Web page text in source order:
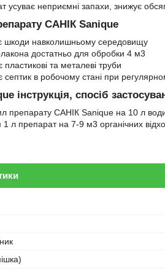
усуває неприємні запахи, знижує
САНІК Sanique
шкоди навколишньому середовищу
достатньо для обробки 4 м3
та металеві труби
септик в робочому стані при
інструкція, спосіб
препарату САНІК Sanique на 10 л
л препарат на 7-9 м3 органічних